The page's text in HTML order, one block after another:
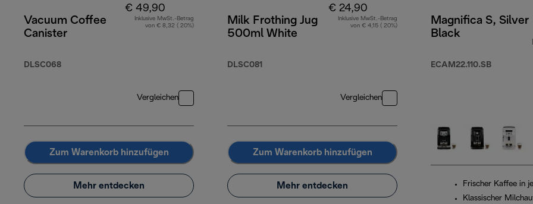
Vacuum Coffee
Canister
DLSC068
€ 49,90
Inklusive MwSt.-Betrag
von € 8,32 ( 20%)
Vergleichen
Zum Warenkorb hinzufügen
Mehr entdecken
Milk Frothing Jug
500ml White
DLSC081
€ 24,90
Inklusive MwSt.-Betrag
von € 4,15 ( 20%)
Vergleichen
Zum Warenkorb hinzufügen
Mehr entdecken
Magnifica S, Silver
Black
ECAM22.110.SB
Frischer Kaffee in
Klassischer